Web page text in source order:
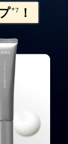
*7 ！